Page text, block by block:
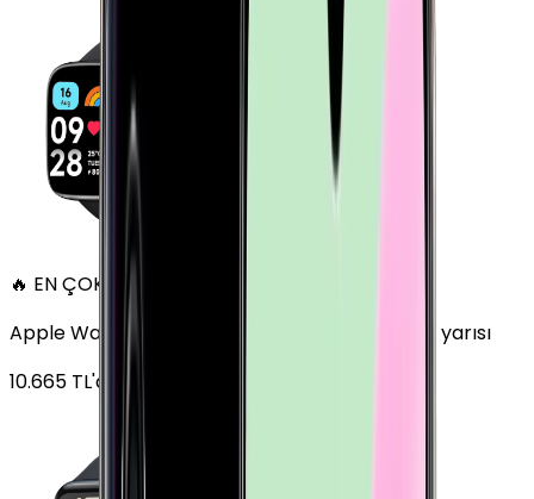
🔥 EN ÇOK SATAN
Apple Watch SE Alüminyum 44mm GPS Gece yarısı
10.665 TL'den başlayan fiyatlar